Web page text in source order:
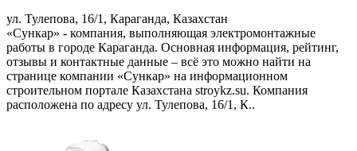
ул. Тулепова, 16/1, Караганда, Казахстан
«Сункар» - компания, выполняющая электромонтажные
работы в городе Караганда. Основная информация, рейтинг,
отзывы и контактные данные – всё это можно найти на
странице компании «Сункар» на информационном
строительном портале Казахстана stroykz.su. Компания
расположена по адресу ул. Тулепова, 16/1, К..